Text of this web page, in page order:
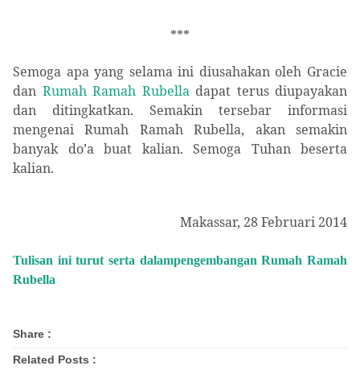
***
Semoga apa yang selama ini diusahakan oleh Gracie
dan Rumah Ramah Rubelladapat terus diupayakan
dan ditingkatkan. Semakin tersebar informasi
mengenai Rumah Ramah Rubella, akan semakin
banyak do’a buat kalian. Semoga Tuhan beserta
kalian.
Makassar, 28 Februari 2014
Tulisan ini turut serta dalampengembangan Rumah Ramah
Rubella
Share :
Related Posts :